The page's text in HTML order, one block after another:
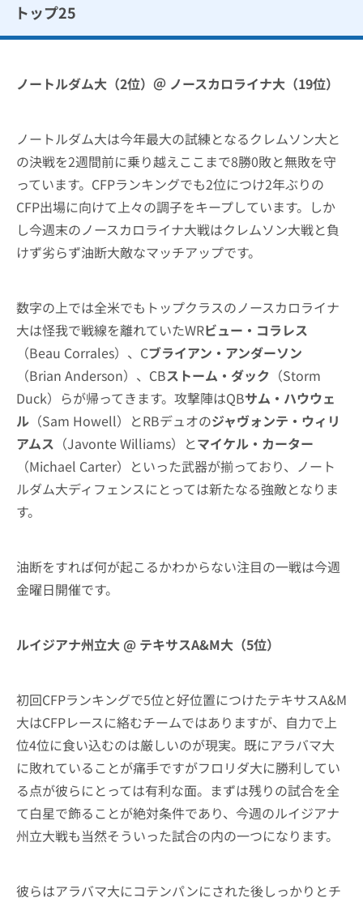
トップ25
ノートルダム大（2位）＠ ノースカロライナ大（19位）
ノートルダム大は今年最大の試練となるクレムソン大と
の決戦を2週間前に乗り越えここまで8勝0敗と無敗を守
っています。CFPランキングでも2位につけ2年ぶりの
CFP出場に向けて上々の調子をキープしています。しか
し今週末のノースカロライナ大戦はクレムソン大戦と負
けず劣らず油断大敵なマッチアップです。
数字の上では全米でもトップクラスのノースカロライナ
大は怪我で戦線を離れていたWRビュー・コラレス
（Beau Corrales）、Cブライアン・アンダーソン
（Brian Anderson）、CBストーム・ダック （Storm
Duck）らが帰ってきます。攻撃陣はQBサム・ハウウェ
ル （Sam Howell）とRBデュオのジャヴォンテ・ウィリ
アムス （Javonte Williams）とマイケル・カーター
（Michael Carter）といった武器が揃っており、ノート
ルダム大ディフェンスにとっては新たなる強敵となりま
す。
油断をすれば何が起こるかわからない注目の一戦は今週
金曜日開催です。
ルイジアナ州立大 @ テキサスA&M大（5位）
初回CFPランキングで5位と好位置につけたテキサスA&M
大はCFPレースに絡むチームではありますが、自力で上
位4位に食い込むのは厳しいのが現実。既にアラバマ大
に敗れていることが痛手ですがフロリダ大に勝利してい
る点が彼らにとっては有利な面。まずは残りの試合を全
て白星で飾ることが絶対条件であり、今週のルイジアナ
州立大戦も当然そういった試合の内の一つになります。
彼らはアラバマ大にコテンパンにされた後しっかりとチ